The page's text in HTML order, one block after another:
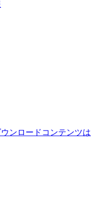
ンロードコンテンツは